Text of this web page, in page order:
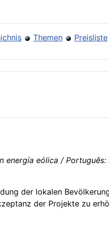
Themen Preisliste
energía eólica /
der lokalen
der Projekte zu